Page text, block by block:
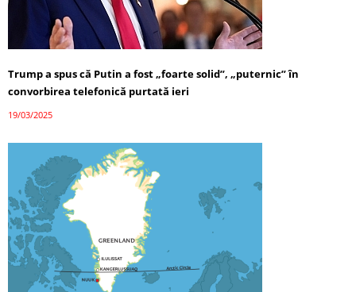
Trump a spus că Putin a fost „foarte solid”, „puternic” în
convorbirea telefonică purtată ieri
19/03/2025